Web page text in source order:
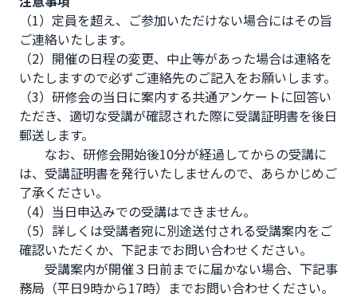
（1）定員を超え、ご参加いただけない場合にはその旨
ご連絡いたします。
（2）開催の日程の変更、中止等があった場合は連絡を
いたしますので必ずご連絡先のご記入をお願いします。
（3）研修会の当日に案内する共通アンケートに回答い
ただき、適切な受講が確認された際に受講証明書を後日
郵送します。
なお、研修会開始後10分が経過してからの受講に
は、受講証明書を発行いたしませんので、あらかじめご
了承ください。
（4）当日申込みでの受講はできません。
（5）詳しくは受講者宛に別途送付される受講案内をご
確認いただくか、下記までお問い合わせください。
受講案内が開催３日前までに届かない場合、下記事
務局（平日9時から17時）までお問い合わせください。